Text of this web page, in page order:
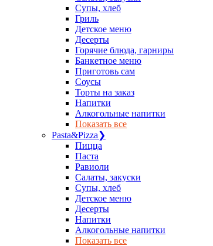
Супы, хлеб
Гриль
Детское меню
Десерты
Горячие блюда, гарниры
Банкетное меню
Приготовь сам
Соусы
Торты на заказ
Напитки
Алкогольные напитки
Показать все
Pasta&Pizza❯
Пицца
Паста
Равиоли
Салаты, закуски
Супы, хлеб
Детское меню
Десерты
Напитки
Алкогольные напитки
Показать все